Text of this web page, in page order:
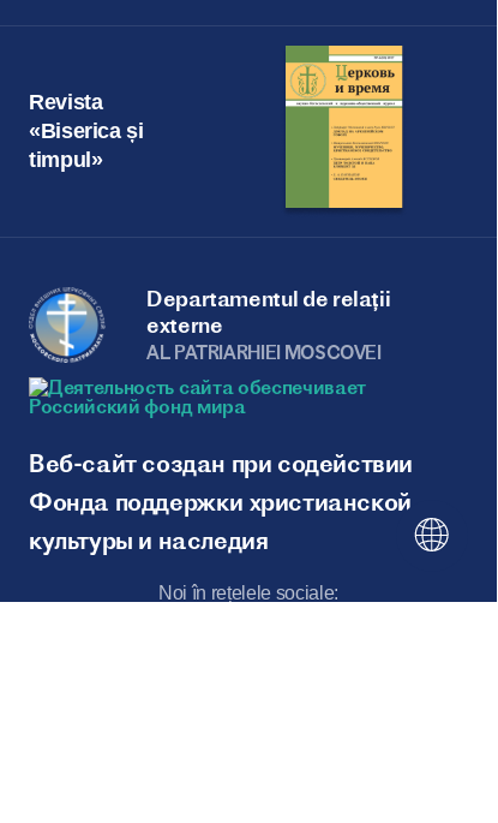
Revista
«Biserica și
timpul»
Departamentul de relații
externe
AL PATRIARHIEI MOSCOVEI
Веб-сайт создан при содействии
Фонда поддержки христианской
культуры и наследия
Noi în rețelele sociale: